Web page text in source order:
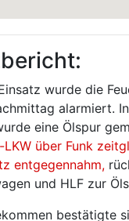
wurde die
alarmiert.
eine Ölspur
über Funk
entgegennahm,
und HLF zur
bestätigte